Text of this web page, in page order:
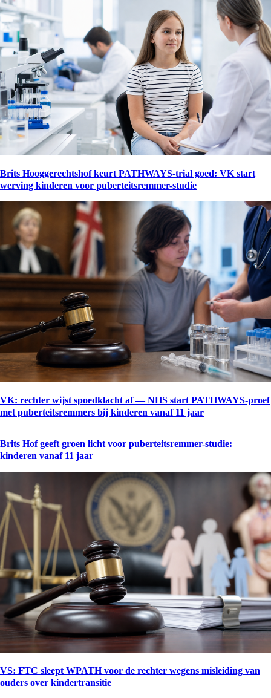
Brits Hooggerechtshof keurt PATHWAYS-trial goed: VK start
werving kinderen voor puberteitsremmer-studie
VK: rechter wijst spoedklacht af — NHS start PATHWAYS-proef
met puberteitsremmers bij kinderen vanaf 11 jaar
Brits Hof geeft groen licht voor puberteitsremmer-studie:
kinderen vanaf 11 jaar
VS: FTC sleept WPATH voor de rechter wegens misleiding van
ouders over kindertransitie